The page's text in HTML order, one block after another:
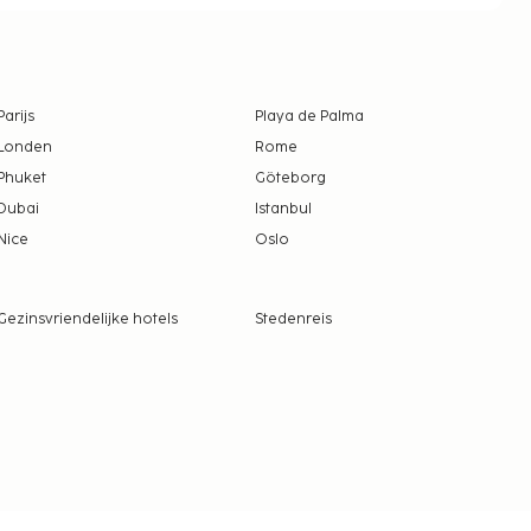
Playa de Palma
Rome
Göteborg
Istanbul
Oslo
hotels
Stedenreis